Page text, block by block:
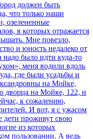
должен быть
что только наши
озелененные
в которых отражается
Мне повезло,
и юность недалеко от
было идти куда-то
меня водили вдоль
где были усадьбы и
на Мойке,
дворца на Мойке, 122, и
к сожалению,
И вот, я с ужасом
дети проживут свою
из которых
пользовании. А ведь